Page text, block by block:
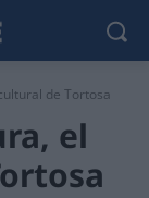
de Tortosa
el